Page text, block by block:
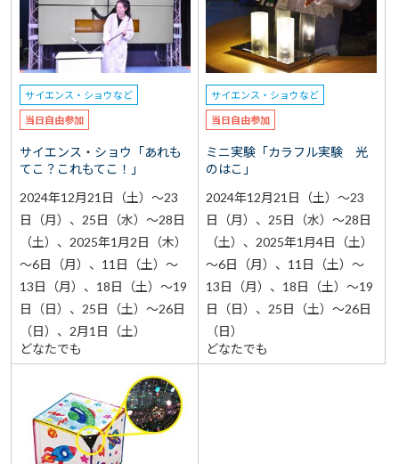
サイエンス・ショウなど
当日自由参加
サイエンス・ショウ「あれも
てこ？これもてこ！」
2024年12月21日（土）～23
日（月）、25日（水）～28日
（土）、2025年1月2日（木）
～6日（月）、11日（土）～
13日（月）、18日（土）～19
日（日）、25日（土）～26日
（日）、2月1日（土）
どなたでも
サイエンス・ショウなど
当日自由参加
ミニ実験「カラフル実験 光
のはこ」
2024年12月21日（土）～23
日（月）、25日（水）～28日
（土）、2025年1月4日（土）
～6日（月）、11日（土）～
13日（月）、18日（土）～19
日（日）、25日（土）～26日
（日）
どなたでも